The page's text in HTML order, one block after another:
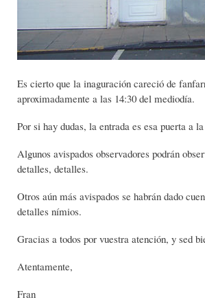
Es cierto que la inaguración careció de
aproximadamente a las 14:30 del mediodía.
Por si hay dudas, la entrada es esa puerta a
Algunos avispados observadores podrán
detalles, detalles.
Otros aún más avispados se habrán dado
detalles nímios.
Gracias a todos por vuestra atención, y sed
Atentamente,
Fran